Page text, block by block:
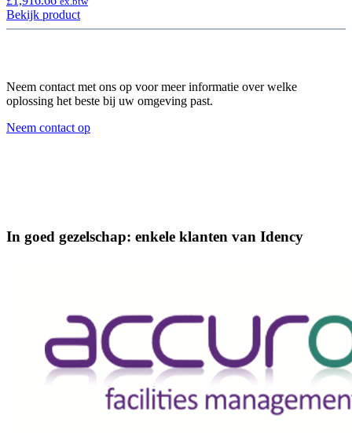
Bekijk product
Neem contact met ons op voor meer informatie over welke
oplossing het beste bij uw omgeving past.
Neem contact op
In goed gezelschap: enkele klanten van Idency